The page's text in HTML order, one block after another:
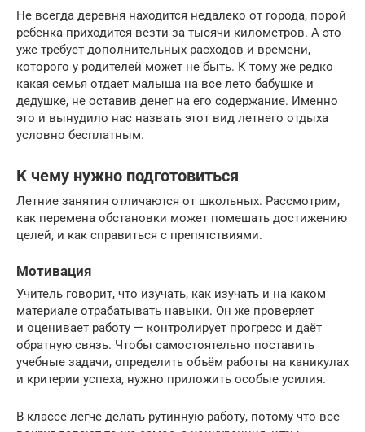
Не всегда деревня находится недалеко от города, порой
ребенка приходится везти за тысячи километров. А это
уже требует дополнительных расходов и времени,
которого у родителей может не быть. К тому же редко
какая семья отдает малыша на все лето бабушке и
дедушке, не оставив денег на его содержание. Именно
это и вынудило нас назвать этот вид летнего отдыха
условно бесплатным.
К чему нужно подготовиться
Летние занятия отличаются от школьных. Рассмотрим,
как перемена обстановки может помешать достижению
целей, и как справиться с препятствиями.
Мотивация
Учитель говорит, что изучать, как изучать и на каком
материале отрабатывать навыки. Он же проверяет
и оценивает работу — контролирует прогресс и даёт
обратную связь. Чтобы самостоятельно поставить
учебные задачи, определить объём работы на каникулах
и критерии успеха, нужно приложить особые усилия.
В классе легче делать рутинную работу, потому что все